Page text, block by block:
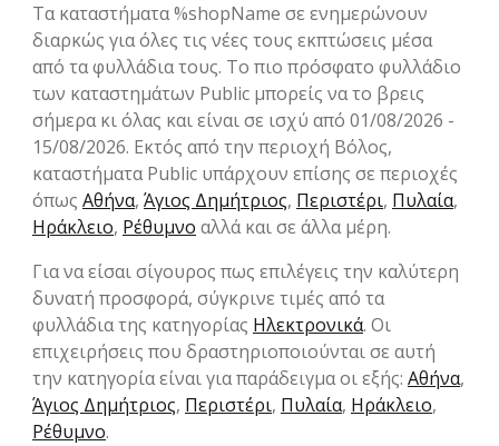
Τα καταστήματα %shopName σε ενημερώνουν
διαρκώς για όλες τις νέες τους εκπτώσεις μέσα
από τα φυλλάδια τους. Το πιο πρόσφατο φυλλάδιο
των καταστημάτων Public μπορείς να το βρεις
σήμερα κι όλας και είναι σε ισχύ από 01/08/2026 -
15/08/2026. Εκτός από την περιοχή Βόλος,
καταστήματα Public υπάρχουν επίσης σε περιοχές
όπως Αθήνα, Άγιος Δημήτριος, Περιστέρι, Πυλαία,
Ηράκλειο, Ρέθυμνο αλλά και σε άλλα μέρη.
Για να είσαι σίγουρος πως επιλέγεις την καλύτερη
δυνατή προσφορά, σύγκρινε τιμές από τα
φυλλάδια της κατηγορίας Hλεκτρονικά. Οι
επιχειρήσεις που δραστηριοποιούνται σε αυτή
την κατηγορία είναι για παράδειγμα οι εξής: Αθήνα,
Άγιος Δημήτριος, Περιστέρι, Πυλαία, Ηράκλειο,
Ρέθυμνο.